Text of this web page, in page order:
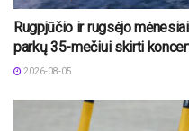
Rugpjūčio ir rugsėjo
parkų 35-mečiui skirti
2026-08-05